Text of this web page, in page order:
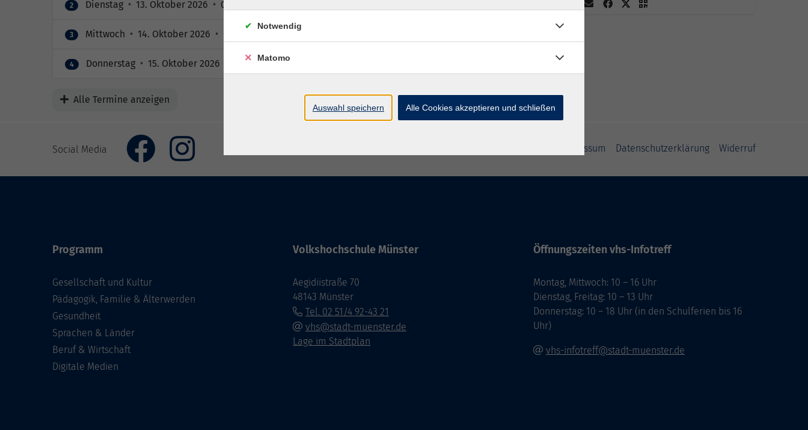
2 Dienstag • 13. Oktober 2026 • 09:00 – 16:00 Uhr
3 Mittwoch • 14. Oktober 2026 •
4 Donnerstag • 15. Oktober 2026 09:00 – 16:00 Uhr
Alle Termine anzeigen
Social Media Impressum Datenschutzerklärung Widerruf
Programm
Gesellschaft und Kultur
Pädagogik, Familie & Älterwerden
Gesundheit
Sprachen & Länder
Beruf & Wirtschaft
Digitale Medien
Volkshochschule Münster
Aegidiistraße 70
48143 Münster
Tel. 02 51/4 92-43 21
vhs@stadt-muenster.de
Lage im Stadtplan
Öffnungszeiten vhs-Infotreff
Montag, Mittwoch: 10 – 16 Uhr
Dienstag, Freitag: 10 – 13 Uhr
Donnerstag: 10 – 18 Uhr (in den Schulferien bis 16
Uhr)
vhs-infotreff@stadt-muenster.de
Notwendig
Matomo
Auswahl speichern Alle Cookies akzeptieren und schließen